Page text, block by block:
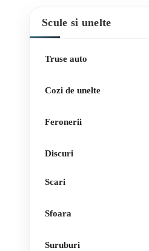
Scule si unelte
Truse auto
Cozi de unelte
Feronerii
Discuri
Scari
Sfoara
Suruburi